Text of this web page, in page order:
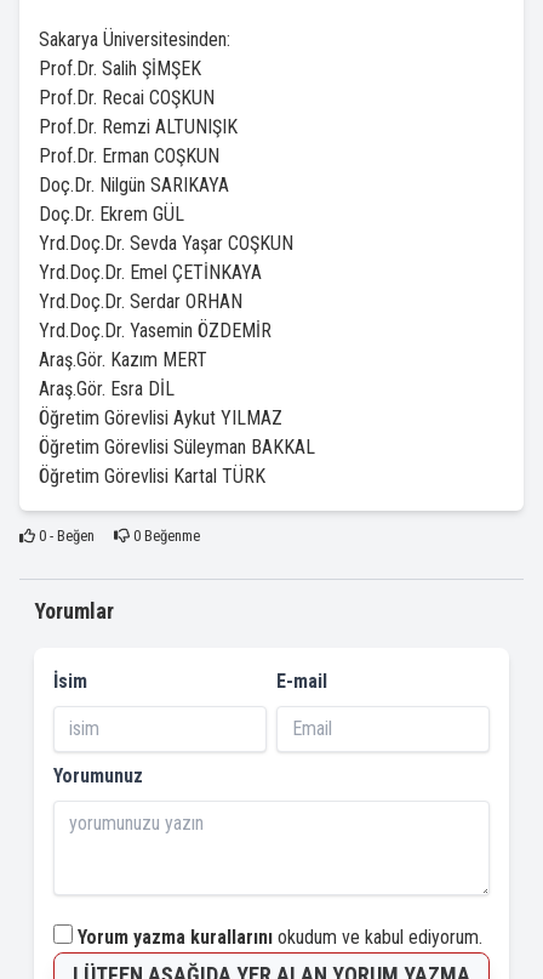
Sakarya Üniversitesinden:
Prof.Dr. Salih ŞİMŞEK
Prof.Dr. Recai COŞKUN
Prof.Dr. Remzi ALTUNIŞIK
Prof.Dr. Erman COŞKUN
Doç.Dr. Nilgün SARIKAYA
Doç.Dr. Ekrem GÜL
Yrd.Doç.Dr. Sevda Yaşar COŞKUN
Yrd.Doç.Dr. Emel ÇETİNKAYA
Yrd.Doç.Dr. Serdar ORHAN
Yrd.Doç.Dr. Yasemin ÖZDEMİR
Araş.Gör. Kazım MERT
Araş.Gör. Esra DİL
Öğretim Görevlisi Aykut YILMAZ
Öğretim Görevlisi Süleyman BAKKAL
Öğretim Görevlisi Kartal TÜRK
0- Beğen 0Beğenme
Yorumlar
İsim E-mail
Yorumunuz
Yorum yazma kurallarını okudum ve kabul ediyorum.